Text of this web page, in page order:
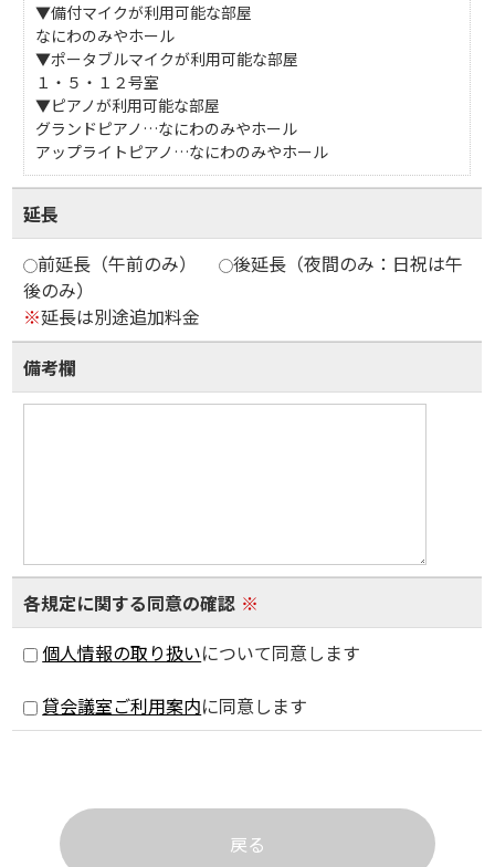
▼備付マイクが利用可能な部屋
なにわのみやホール
▼ポータブルマイクが利用可能な部屋
１・５・１２号室
▼ピアノが利用可能な部屋
グランドピアノ…なにわのみやホール
アップライトピアノ…なにわのみやホール
延長
前延長（午前のみ）
後延長（夜間のみ：日祝は午
後のみ）
※延長は別途追加料金
備考欄
各規定に関する同意の確認 ※
個人情報の取り扱いについて同意します
貸会議室ご利用案内に同意します
戻る